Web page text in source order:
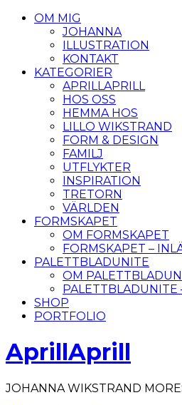
OM MIG
JOHANNA
ILLUSTRATION
KONTAKT
KATEGORIER
APRILLAPRILL
HOS OSS
HEMMA HOS
LILLO WIKSTRAND
FORM & DESIGN
FAMILJ
UTFLYKTER
INSPIRATION
TRETORN
VÄRLDEN
FORMSKAPET
OM FORMSKAPET
FORMSKAPET –
PALETTBLADUNITE
OM
PALETTBLADUNITE
SHOP
PORTFOLIO
AprillAprill
JOHANNA WIKSTRAND